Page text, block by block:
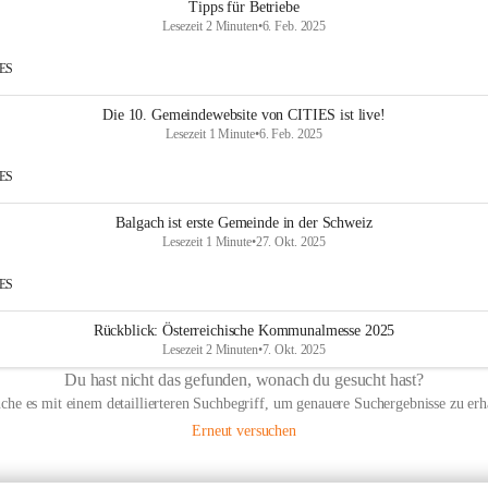
Tipps für Betriebe
Lesezeit 2 Minuten•6. Feb. 2025
Die 10. Gemeindewebsite von CITIES ist live!
Lesezeit 1 Minute•6. Feb. 2025
Balgach ist erste Gemeinde in der Schweiz
Lesezeit 1 Minute•27. Okt. 2025
Rückblick: Österreichische Kommunalmesse 2025
Lesezeit 2 Minuten•7. Okt. 2025
Du hast nicht das gefunden, wonach du gesucht hast?
es mit einem detaillierteren Suchbegriff, um genauere Suchergebnisse zu
Erneut versuchen